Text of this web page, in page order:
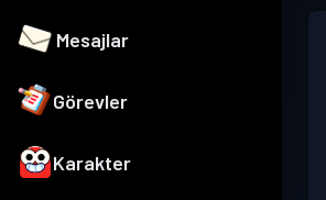
Mesajlar
Görevler
Karakter